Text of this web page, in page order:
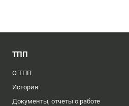
ТПП
О ТПП
История
Документы, отчеты о работе